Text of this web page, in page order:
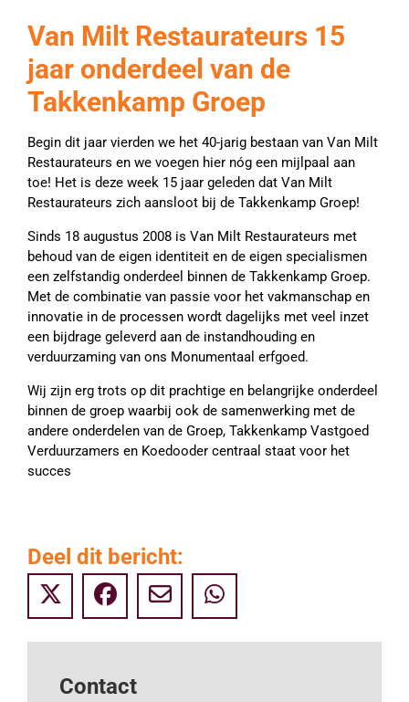
Van Milt Restaurateurs 15
jaar onderdeel van de
Takkenkamp Groep
Begin dit jaar vierden we het 40-jarig bestaan van Van Milt
Restaurateurs en we voegen hier nóg een mijlpaal aan
toe! Het is deze week 15 jaar geleden dat Van Milt
Restaurateurs zich aansloot bij de Takkenkamp Groep!
Sinds 18 augustus 2008 is Van Milt Restaurateurs met
behoud van de eigen identiteit en de eigen specialismen
een zelfstandig onderdeel binnen de Takkenkamp Groep.
Met de combinatie van passie voor het vakmanschap en
innovatie in de processen wordt dagelijks met veel inzet
een bijdrage geleverd aan de instandhouding en
verduurzaming van ons Monumentaal erfgoed.
Wij zijn erg trots op dit prachtige en belangrijke onderdeel
binnen de groep waarbij ook de samenwerking met de
andere onderdelen van de Groep, Takkenkamp Vastgoed
Verduurzamers en Koedooder centraal staat voor het
succes
Deel dit bericht:
Contact